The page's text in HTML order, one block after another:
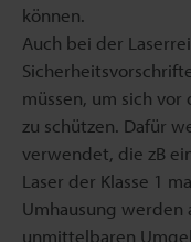
können.
Auch bei der
müssen, um sich
zu schützen. Dafür
verwendet, die zB
Laser der Klasse 1
Umhausung werden
unmittelbaren